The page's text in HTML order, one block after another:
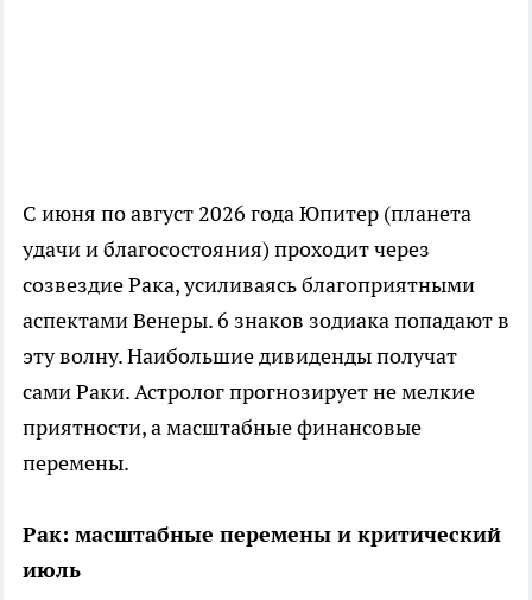
С июня по август 2026 года Юпитер (планета
удачи и благосостояния) проходит через
созвездие Рака, усиливаясь благоприятными
аспектами Венеры. 6 знаков зодиака попадают в
эту волну. Наибольшие дивиденды получат
сами Раки. Астролог прогнозирует не мелкие
приятности, а масштабные финансовые
перемены.
Рак: масштабные перемены и критический
июль